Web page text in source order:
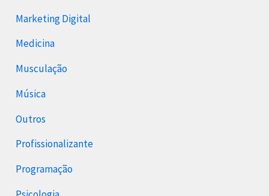
Marketing Digital
Medicina
Musculação
Música
Outros
Profissionalizante
Programação